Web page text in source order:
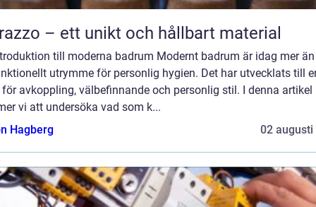
– ett unikt och hållbart material
till moderna badrum Modernt badrum är idag mer
utrymme för personlig hygien. Det har utvecklats till
avkoppling, välbefinnande och personlig stil. I denna artikel
vi att undersöka vad som k...
Hagberg
02 augusti